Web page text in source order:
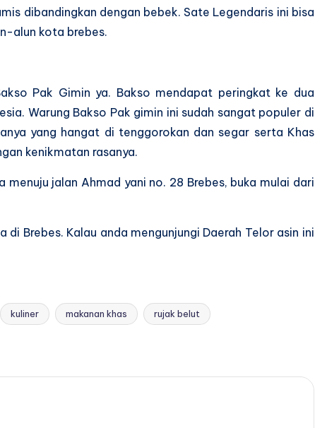
dibandingkan dengan bebek. Sate Legendaris ini bisa
alun kota brebes.
Pak Gimin ya. Bakso mendapat peringkat ke dua
Warung Bakso Pak gimin ini sudah sangat populer di
yang hangat di tenggorokan dan segar serta Khas
kenikmatan rasanya.
jalan Ahmad yani no. 28 Brebes, buka mulai dari
Brebes. Kalau anda mengunjungi Daerah Telor asin ini
kuliner makanan khas rujak belut